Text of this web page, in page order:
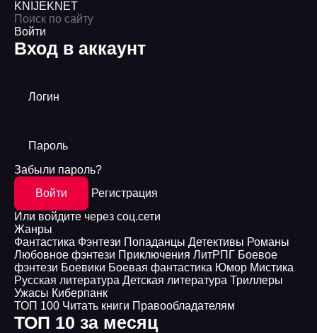
KNIJEKNET
Войти
Вход в аккаунт
Логин
Пароль
Забыли пароль?
Войти
Регистрация
Или войдите через соц.сети
Жанры
Фантастика Фэнтези Попаданцы Детективы Романы
Любовное фэнтези Приключения ЛитРПГ Боевое
фэнтези Боевики Боевая фантастика Юмор Мистика
Русская литература Детская литература Триллеры
Ужасы Киберпанк
ТОП 100 Читать книги Правообладателям
ТОП 10 за месяц